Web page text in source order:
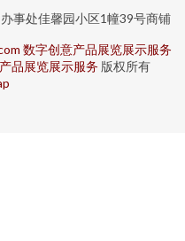
事处佳馨园小区1幢39号商铺
数字创意产品展览展示服务
品展览展示服务 版权所有